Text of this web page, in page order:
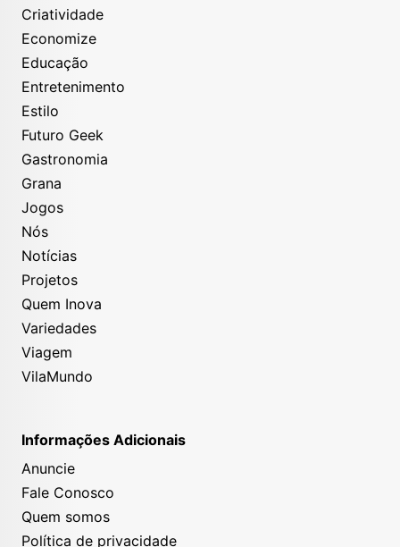
Criatividade
Economize
Educação
Entretenimento
Estilo
Futuro Geek
Gastronomia
Grana
Jogos
Nós
Notícias
Projetos
Quem Inova
Variedades
Viagem
VilaMundo
Informações Adicionais
Anuncie
Fale Conosco
Quem somos
Política de privacidade